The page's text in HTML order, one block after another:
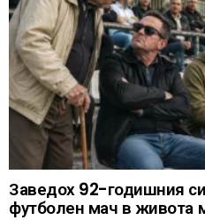
Заведох 92-годишния
футболен мач в живота